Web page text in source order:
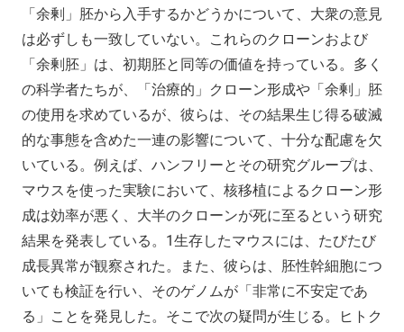
「余剰」胚から入手するかどうかについて、大衆の意見
は必ずしも一致していない。これらのクローンおよび
「余剰胚」は、初期胚と同等の価値を持っている。多く
の科学者たちが、「治療的」クローン形成や「余剰」胚
の使用を求めているが、彼らは、その結果生じ得る破滅
的な事態を含めた一連の影響について、十分な配慮を欠
いている。例えば、ハンフリーとその研究グループは、
マウスを使った実験において、核移植によるクローン形
成は効率が悪く、大半のクローンが死に至るという研究
結果を発表している。1生存したマウスには、たびたび
成長異常が観察された。また、彼らは、胚性幹細胞につ
いても検証を行い、そのゲノムが「非常に不安定であ
る」ことを発見した。そこで次の疑問が生じる。ヒトク